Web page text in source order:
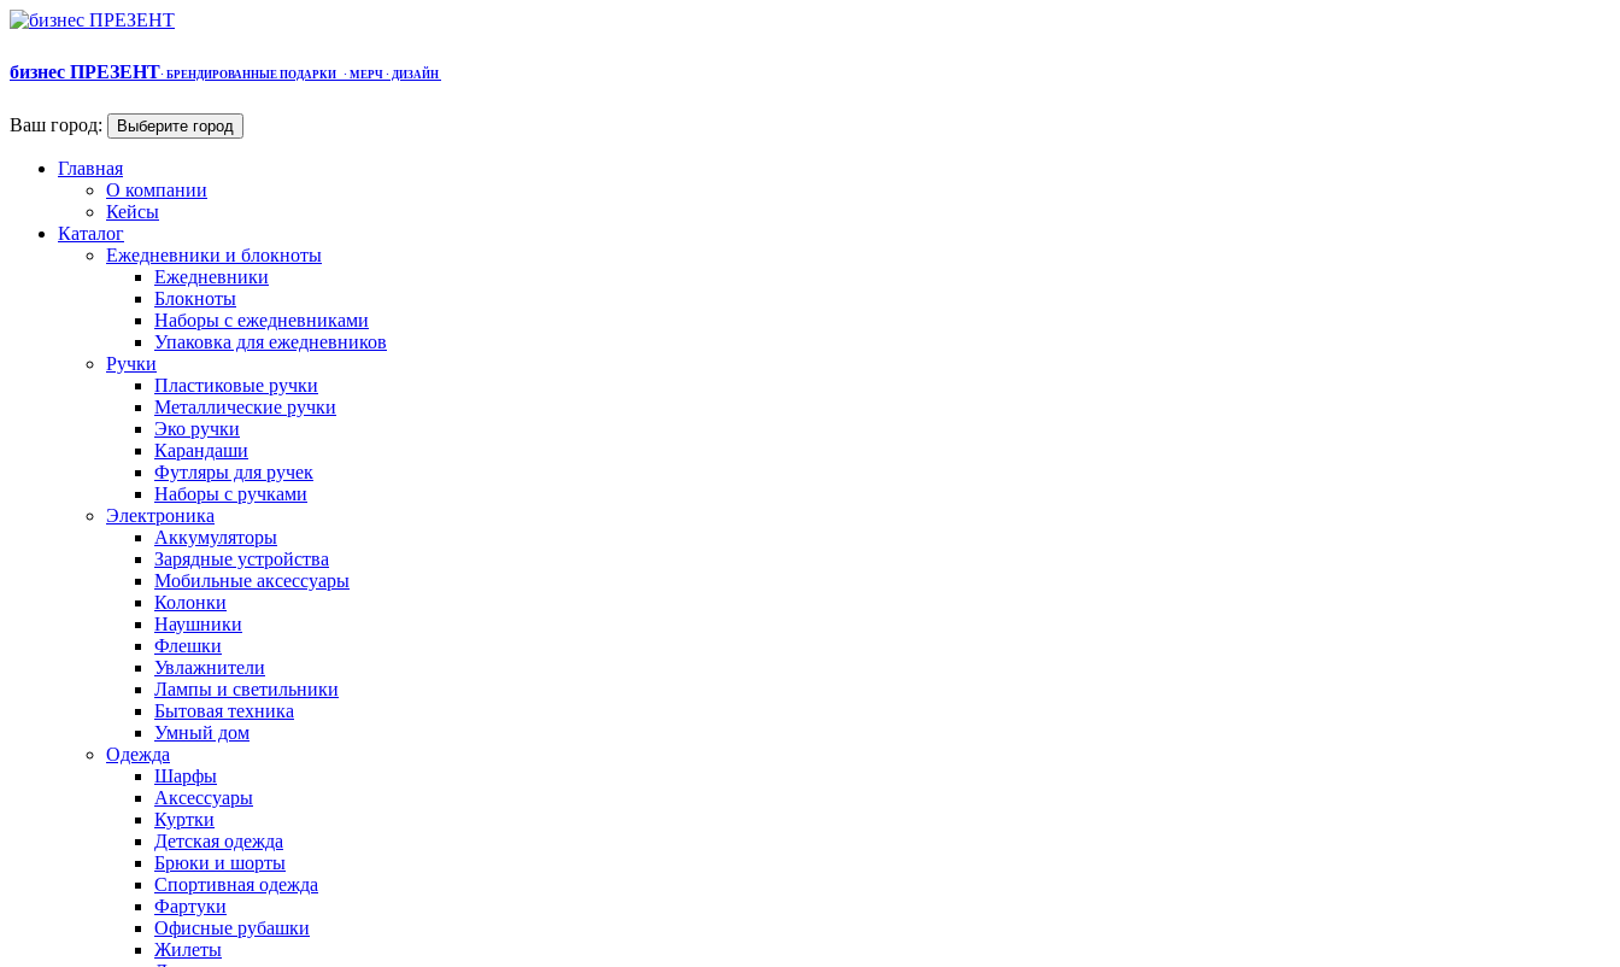
бизнес ПРЕЗЕНТ· БРЕНДИРОВАННЫЕ ПОДАРКИ · МЕРЧ · ДИЗАЙН
Ваш город: Выберите город
Главная
О компании
Кейсы
Каталог
Ежедневники и блокноты
Ежедневники
Блокноты
Наборы с ежедневниками
Упаковка для ежедневников
Ручки
Пластиковые ручки
Металлические ручки
Эко ручки
Карандаши
Футляры для ручек
Наборы с ручками
Электроника
Аккумуляторы
Зарядные устройства
Мобильные аксессуары
Колонки
Наушники
Флешки
Увлажнители
Лампы и светильники
Бытовая техника
Умный дом
Одежда
Шарфы
Аксессуары
Куртки
Детская одежда
Брюки и шорты
Спортивная одежда
Фартуки
Офисные рубашки
Жилеты